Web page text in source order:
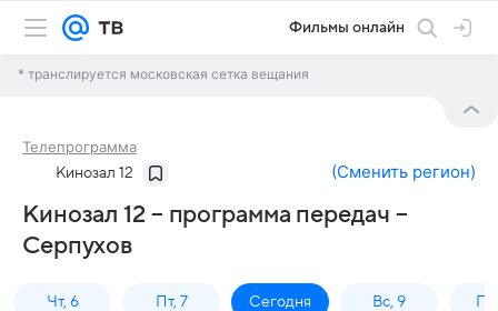
Фильмы онлайн
* транслируется московская сетка вещания
Телепрограмма
Кинозал 12 (Сменить регион)
Кинозал 12 – программа передач –
Серпухов
Чт, 6 Пт, 7 Сегодня Вс, 9